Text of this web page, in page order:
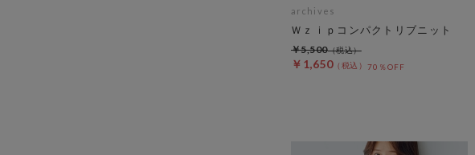
archives
Ｗｚｉｐコンパクトリブニット
￥1,650 70％OFF
￥5,500